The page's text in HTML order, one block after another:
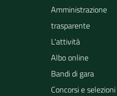
Amministrazione
trasparente
L'attività
Albo online
Bandi di gara
Concorsi e selezioni